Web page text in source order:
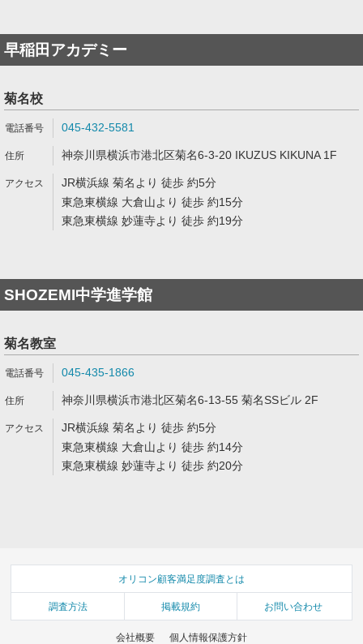
早稲田アカデミー
菊名校
045-432-5581
神奈川県横浜市港北区菊名6-3-20 IKUZUS KIKUNA 1F
JR横浜線 菊名より 徒歩 約5分
東急東横線 大倉山より 徒歩 約15分
東急東横線 妙蓮寺より 徒歩 約19分
SHOZEMI中学進学館
菊名教室
045-435-1866
神奈川県横浜市港北区菊名6-13-55 菊名SSビル 2F
JR横浜線 菊名より 徒歩 約5分
東急東横線 大倉山より 徒歩 約14分
東急東横線 妙蓮寺より 徒歩 約20分
オリコン顧客満足度調査とは
調査方法 掲載規約 お問い合わせ
会社概要 個人情報保護方針